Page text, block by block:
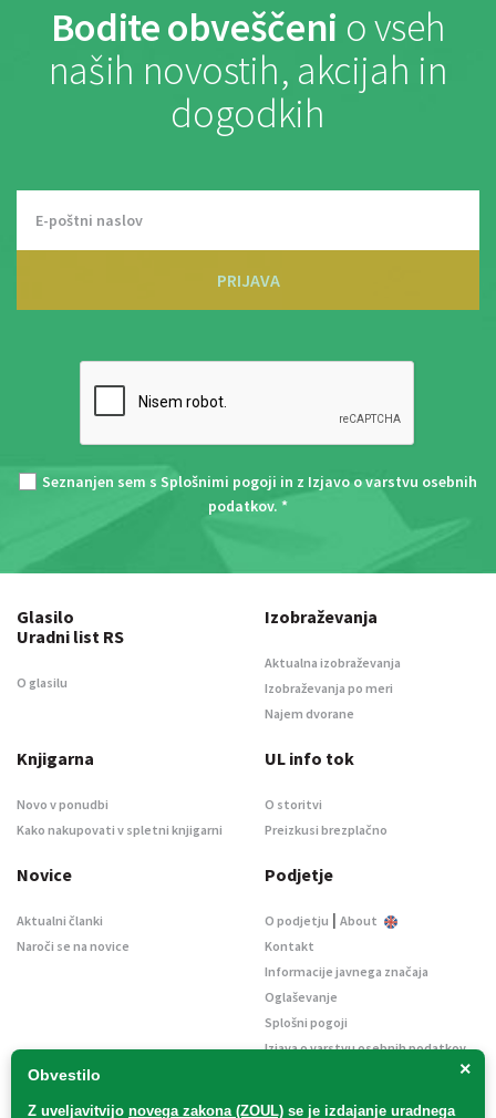
Bodite obveščeni o vseh
naših novostih, akcijah in
dogodkih
PRIJAVA
Seznanjen sem s Splošnimi pogoji in z Izjavo o varstvu osebnih
podatkov. *
×
Obvestilo
Z uveljavitvijo novega zakona (ZOUL) se je izdajanje uradnega
Glasilo
Uradni list RS
O glasilu
Izobraževanja
Aktualna izobraževanja
Izobraževanja po meri
Najem dvorane
Knjigarna
Novo v ponudbi
Kako nakupovati v spletni knjigarni
UL info tok
O storitvi
Preizkusi brezplačno
Novice
Aktualni članki
Naroči se na novice
Podjetje
O podjetju | About
Kontakt
Informacije javnega značaja
Oglaševanje
Splošni pogoji
Izjava o varstvu osebnih podatkov